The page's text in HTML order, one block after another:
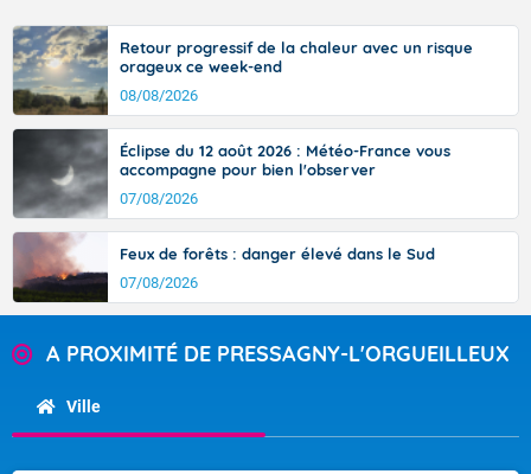
Retour progressif de la chaleur avec un risque
orageux ce week-end
08/08/2026
Éclipse du 12 août 2026 : Météo-France vous
accompagne pour bien l'observer
07/08/2026
Feux de forêts : danger élevé dans le Sud
07/08/2026
A PROXIMITÉ DE PRESSAGNY-L'ORGUEILLEUX
Ville